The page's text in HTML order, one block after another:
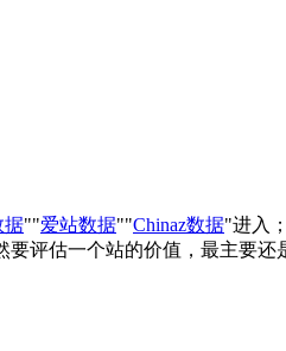
据""爱站数据""Chinaz数据"进入
评估一个站的价值，最主要